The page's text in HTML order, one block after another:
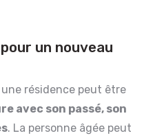
un nouveau
résidence peut être
avec son passé, son
. La personne âgée peut